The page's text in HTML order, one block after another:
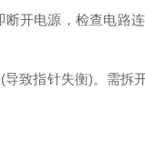
电源，检查电路
指针失衡)。需拆